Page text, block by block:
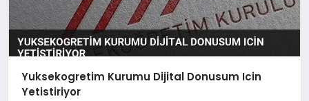
Yuksekogretim Kurumu Dijital Donusum Icin
Yetistiriyor